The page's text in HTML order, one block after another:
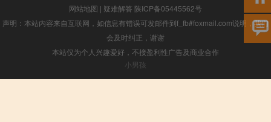
网站地图 | 疑难解答 陕ICP备05445562号
声明：本站内容来自互联网，如信息有错误可发邮件到f_fb#foxmail.com说明，我们
会及时纠正，谢谢
本站仅为个人兴趣爱好，不接盈利性广告及商业合作
小男孩